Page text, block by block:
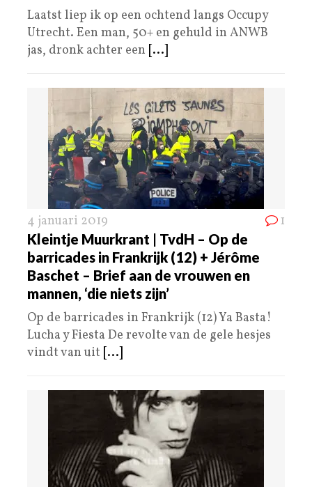
Laatst liep ik op een ochtend langs Occupy
Utrecht. Een man, 50+ en gehuld in ANWB
jas, dronk achter een [...]
4 januari 2019 1
Kleintje Muurkrant | TvdH – Op de
barricades in Frankrijk (12) + Jérôme
Baschet – Brief aan de vrouwen en
mannen, ‘die niets zijn’
Op de barricades in Frankrijk (12) Ya Basta!
Lucha y Fiesta De revolte van de gele hesjes
vindt van uit [...]